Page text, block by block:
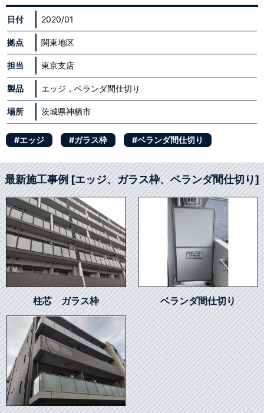
日付 2020/01
拠点 関東地区
担当 東京支店
製品 エッジ，ベランダ間仕切り
場所 茨城県神栖市
#エッジ #ガラス枠 #ベランダ間仕切り
最新施工事例 [エッジ、ガラス枠、ベランダ間仕切り]
柱芯 ガラス枠 ベランダ間仕切り